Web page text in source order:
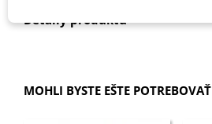
Detaily produktu
MOHLI BYSTE EŠTE POTREBOVAŤ